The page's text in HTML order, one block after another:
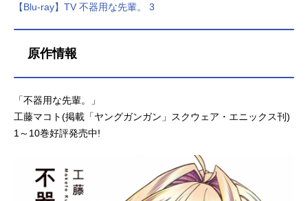
【Blu-ray】TV 不器用な先輩。 3
原作情報
「不器用な先輩。」
工藤マコト(掲載「ヤングガンガン」スクウェア・エニックス刊)
1～10巻好評発売中!